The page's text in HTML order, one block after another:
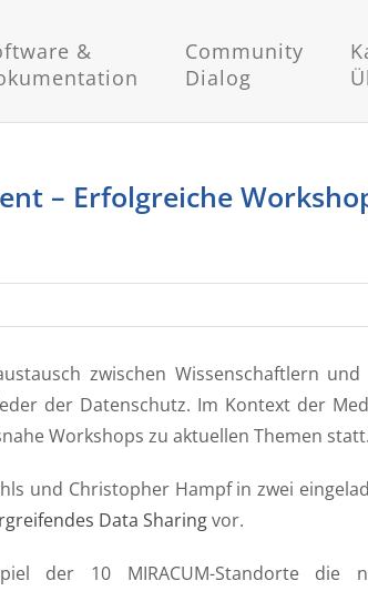
&
Community
Dialog
– Erfolgreiche
zwischen Wissenschaftlern
der Datenschutz. Im Kontext der
Workshops zu aktuellen Themen statt.
und Christopher Hampf in zwei
Data Sharingvor.
der 10 MIRACUM-Standorte die